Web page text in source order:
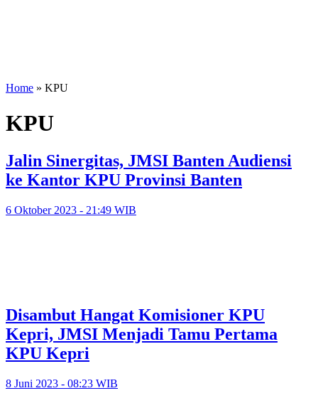
Home » KPU
KPU
Jalin Sinergitas, JMSI Banten Audiensi
ke Kantor KPU Provinsi Banten
6 Oktober 2023 - 21:49 WIB
Disambut Hangat Komisioner KPU
Kepri, JMSI Menjadi Tamu Pertama
KPU Kepri
8 Juni 2023 - 08:23 WIB